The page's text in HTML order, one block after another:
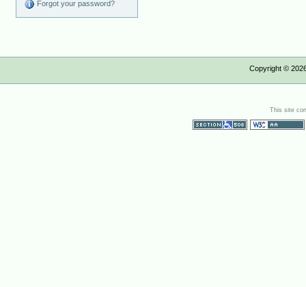
Forgot your password?
Copyright ©
This site